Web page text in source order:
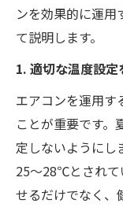
ンを効果的に運
て説明します。
1. 適切な温度設定
エアコンを運用す
ことが重要です
定しないようにし
25〜28℃とされて
せるだけでなく、